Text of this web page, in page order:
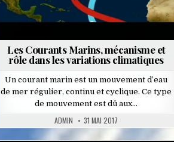
Les Courants Marins, mécanisme et
rôle dans les variations climatiques
Un courant marin est un mouvement d’eau
de mer régulier, continu et cyclique. Ce type
de mouvement est dû aux…
ADMIN 31 MAI 2017